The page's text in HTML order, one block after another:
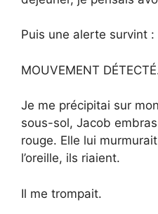
Puis une alerte survint :
MOUVEMENT
Je me précipitai sur
sous-sol, Jacob
rouge. Elle lui
l’oreille, ils riaient.
Il me trompait.